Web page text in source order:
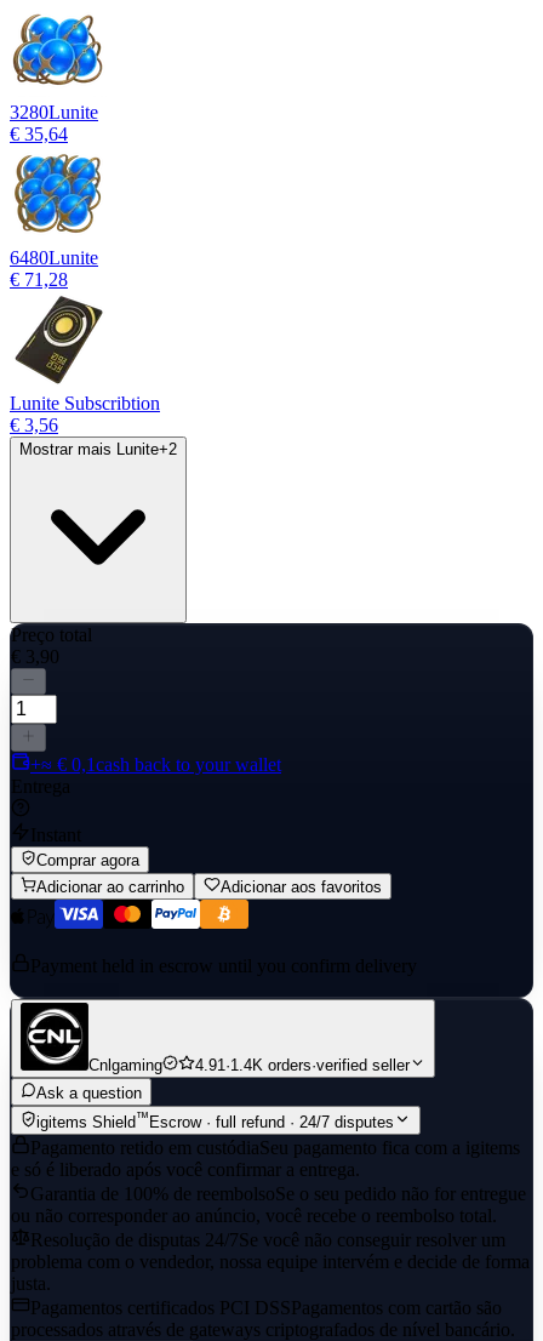
3280Lunite
€ 35,64
6480Lunite
€ 71,28
Lunite Subscribtion
€ 3,56
Mostrar mais Lunite+2
Preço total
€ 3,90
+≈ € 0,1cash back to your wallet
Entrega
Instant
Comprar agora
Adicionar ao carrinho
Adicionar aos favoritos
Payment held in escrow until you confirm delivery
Cnlgaming 4.91·1.4K orders·verified seller
Ask a question
igitems Shield™Escrow · full refund · 24/7 disputes
Pagamento retido em custódiaSeu pagamento fica com a igitems
e só é liberado após você confirmar a entrega.
Garantia de 100% de reembolsoSe o seu pedido não for entregue
ou não corresponder ao anúncio, você recebe o reembolso total.
Resolução de disputas 24/7Se você não conseguir resolver um
problema com o vendedor, nossa equipe intervém e decide de forma
justa.
Pagamentos certificados PCI DSSPagamentos com cartão são
processados através de gateways criptografados de nível bancário.